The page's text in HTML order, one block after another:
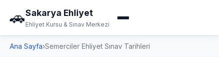
🚗Sakarya Ehliyet
Ehliyet Kursu & Sınav Merkezi
Ana Sayfa›Semerciler Ehliyet Sınav Tarihleri